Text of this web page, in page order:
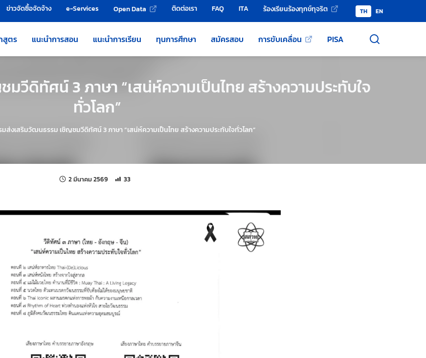
ข่าวจัดซื้อจัดจ้าง e-Services Open Data ติดต่อเรา FAQ ITA ร้องเรียนร้องทุกข์ทุจริต TH EN
สูตร แนะนำการสอน แนะนำการเรียน ทุนการศึกษา สมัครสอบ การขับเคลื่อน PISA
วีดิทัศน์ 3 ภาษา “เสน่ห์ความเป็นไทย สร้างความประทับใจ
ทั่วโลก”
ส่งเสริมวัฒนธรรม เชิญชมวีดิทัศน์ 3 ภาษา “เสน่ห์ความเป็นไทย สร้างความประทับใจทั่วโลก”
2 มีนาคม 2569 แก้ไขล่าสุดเมื่อ:
จำนวนการเข้าชม 33 ครั้ง
33